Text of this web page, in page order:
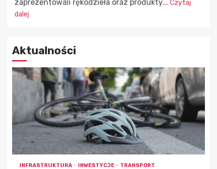
zaprezentowali rękodzieła oraz produkty... Czytaj
dalej
Aktualności
INFRASTRUKTURA INWESTYCJE TRANSPORT